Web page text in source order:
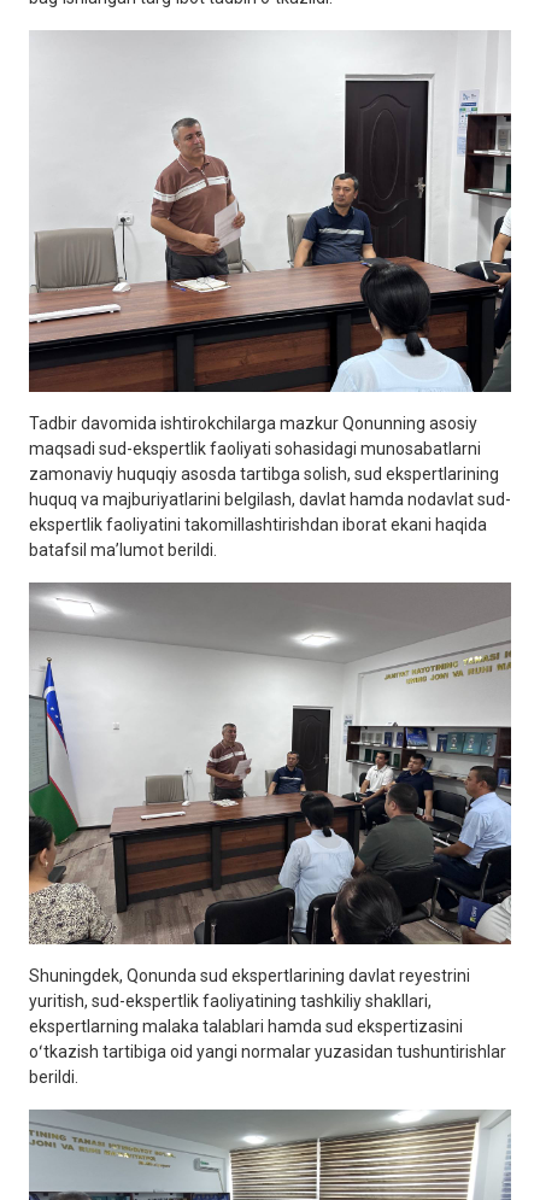
Tadbir davomida ishtirokchilarga mazkur Qonunning asosiy
maqsadi sud-ekspertlik faoliyati sohasidagi munosabatlarni
zamonaviy huquqiy asosda tartibga solish, sud ekspertlarining
huquq va majburiyatlarini belgilash, davlat hamda nodavlat sud-
ekspertlik faoliyatini takomillashtirishdan iborat ekani haqida
batafsil maʼlumot berildi.
Shuningdek, Qonunda sud ekspertlarining davlat reyestrini
yuritish, sud-ekspertlik faoliyatining tashkiliy shakllari,
ekspertlarning malaka talablari hamda sud ekspertizasini
oʻtkazish tartibiga oid yangi normalar yuzasidan tushuntirishlar
berildi.